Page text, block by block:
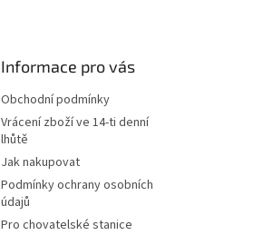
Informace pro vás
Obchodní podmínky
Vrácení zboží ve 14-ti denní
lhůtě
Jak nakupovat
Podmínky ochrany osobních
údajů
Pro chovatelské stanice